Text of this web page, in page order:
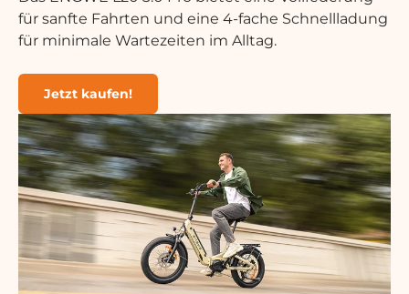
Zubehör
Community
Support
für sanfte Fahrten und eine 4-fache Schnellladung
für minimale Wartezeiten im Alltag.
Jetzt kaufen!